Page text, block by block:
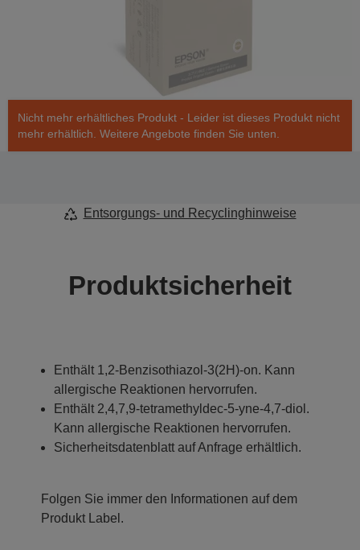
Nicht mehr erhältliches Produkt - Leider ist dieses Produkt nicht
mehr erhältlich. Weitere Angebote finden Sie unten.
Entsorgungs- und Recyclinghinweise
Produktsicherheit
Enthält 1,2-Benzisothiazol-3(2H)-on. Kann
allergische Reaktionen hervorrufen.
Enthält 2,4,7,9-tetramethyldec-5-yne-4,7-diol.
Kann allergische Reaktionen hervorrufen.
Sicherheitsdatenblatt auf Anfrage erhältlich.
Folgen Sie immer den Informationen auf dem
Produkt Label.